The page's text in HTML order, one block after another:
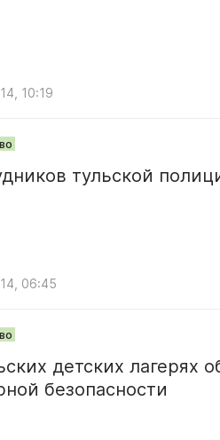
10:19
тульской
06:45
детских лагерях
безопасности